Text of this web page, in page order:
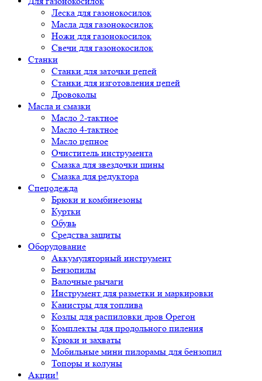
Леска для газонокосилок
Масла для газонокосилок
Ножи для газонокосилок
Свечи для газонокосилок
Станки
Cтанки для заточки цепей
Станки для изготовления цепей
Дровоколы
Масла и смазки
Масло 2-тактное
Масло 4-тактное
Масло цепное
Очиститель инструмента
Смазка для звездочки шины
Смазка для редуктора
Спецодежда
Брюки и комбинезоны
Куртки
Обувь
Средства защиты
Оборудование
Аккумуляторный инструмент
Бензопилы
Валочные рычаги
Инструмент для разметки и маркировки
Канистры для топлива
Козлы для распиловки дров Орегон
Комплекты для продольного пиления
Крюки и захваты
Мобильные мини пилорамы для бензопил
Топоры и колуны
Акции!